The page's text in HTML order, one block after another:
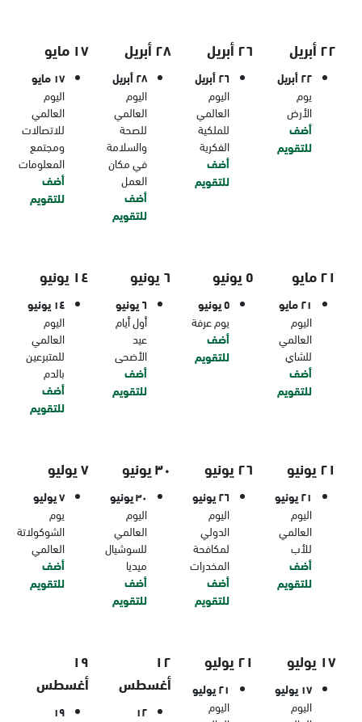
٢٢ أبريل
٢٢ أبريل
يوم
الأرض
أضف
للتقويم
٢٦ أبريل
٢٦ أبريل
اليوم
العالمي
للملكية
الفكرية
أضف
للتقويم
٢٨ أبريل
٢٨ أبريل
اليوم
العالمي
للصحة
والسلامة
في مكان
العمل
أضف
للتقويم
١٧ مايو
١٧ مايو
اليوم
العالمي
للاتصالات
ومجتمع
المعلومات
أضف
للتقويم
٢١ مايو
٢١ مايو
اليوم
العالمي
للشاي
أضف
للتقويم
٥ يونيو
٥ يونيو
يوم عرفة
أضف
للتقويم
٦ يونيو
٦ يونيو
أول أيام
عيد
الأضحى
أضف
للتقويم
١٤ يونيو
١٤ يونيو
اليوم
العالمي
للمتبرعين
بالدم
أضف
للتقويم
٢١ يونيو
٢١ يونيو
اليوم
العالمي
للأب
أضف
للتقويم
٢٦ يونيو
٢٦ يونيو
اليوم
الدولي
لمكافحة
المخدرات
أضف
للتقويم
٣٠ يونيو
٣٠ يونيو
اليوم
العالمي
للسوشيال
ميديا
أضف
للتقويم
٧ يوليو
٧ يوليو
يوم
الشوكولاتة
العالمي
أضف
للتقويم
١٧ يوليو
١٧ يوليو
اليوم
٢١ يوليو
٢١ يوليو
اليوم
١٢
أغسطس
١٢
١٩
أغسطس
١٩